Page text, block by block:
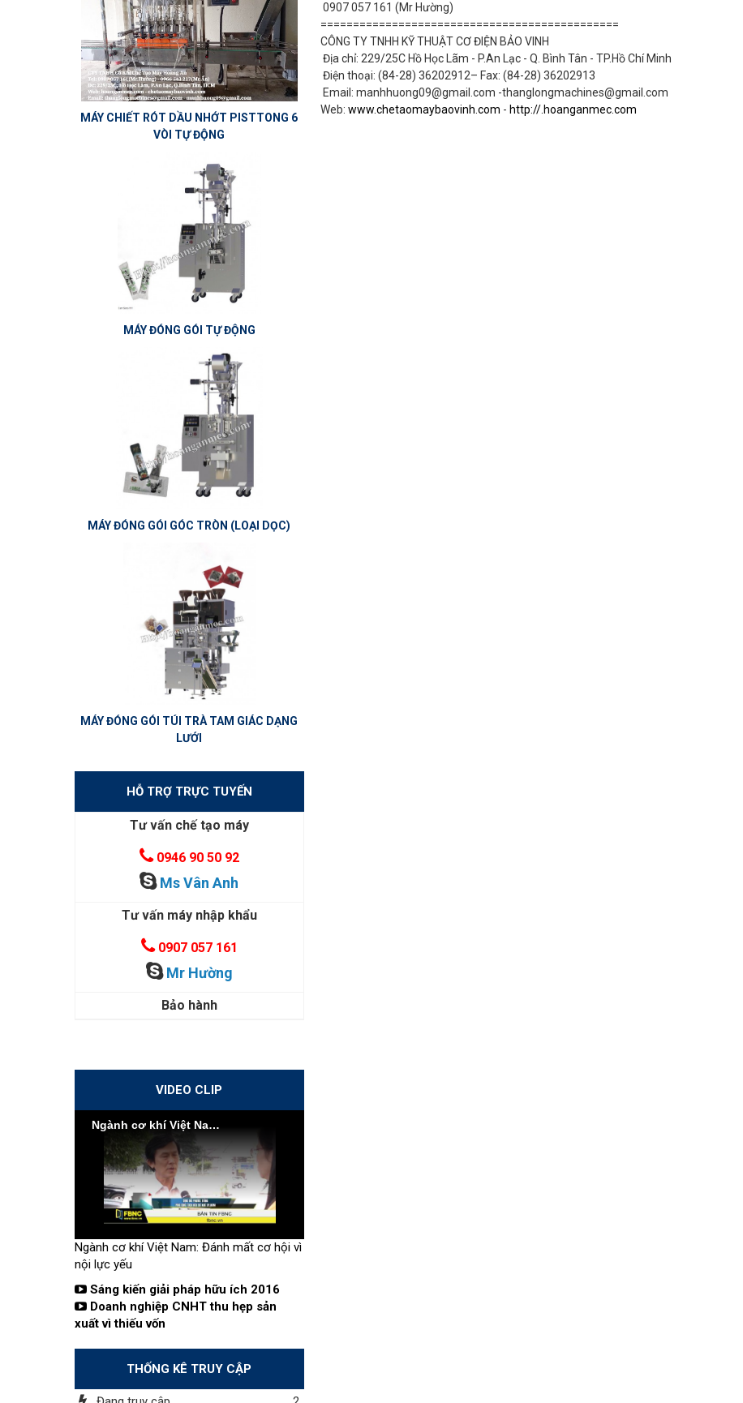
0907 057 161 (Mr Hường)
==============================================
CÔNG TY TNHH KỸ THUẬT CƠ ĐIỆN BẢO VINH
Địa chỉ: 229/25C Hồ Học Lãm - P.An Lạc - Q. Bình Tân - TP.Hồ Chí Minh
Điện thoại: (84-28) 36202912– Fax: (84-28) 36202913
Email: manhhuong09@gmail.com -thanglongmachines@gmail.com
Web: www.chetaomaybaovinh.com - http://.hoanganmec.com
MÁY CHIẾT RÓT DẦU NHỚT PISTTONG 6
VÒI TỰ ĐỘNG
MÁY ĐÓNG GÓI TỰ ĐỘNG
MÁY ĐÓNG GÓI GÓC TRÒN (LOẠI DỌC)
MÁY ĐÓNG GÓI TÚI TRÀ TAM GIÁC DẠNG
LƯỚI
HỖ TRỢ TRỰC TUYẾN
Tư vấn chế tạo máy
0946 90 50 92
Ms Vân Anh
Tư vấn máy nhập khẩu
0907 057 161
Mr Hường
Bảo hành
VIDEO CLIP
Ngành cơ khí Việt Nam: Đánh mất cơ hội vì nội lực yếu
Ngành cơ khí Việt Nam: Đánh mất cơ hội vì
nội lực yếu
Sáng kiến giải pháp hữu ích 2016
Doanh nghiệp CNHT thu hẹp sản
xuất vì thiếu vốn
THỐNG KÊ TRUY CẬP